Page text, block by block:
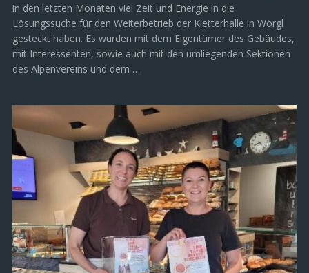
in den letzten Monaten viel Zeit und Energie in die
Lösungssuche für den Weiterbetrieb der Kletterhalle in Wörgl
gesteckt haben. Es wurden mit dem Eigentümer des Gebäudes,
mit Interessenten, sowie auch mit den umliegenden Sektionen
des Alpenvereins und dem …